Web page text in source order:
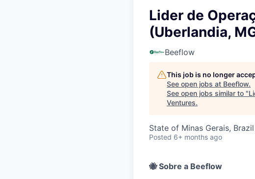
Lider de
(Uberlandia,
Beeflow
This job is no longer
See open jobs at Beeflow.
See open jobs similar to "
Ventures.
State of Minas Gerais, Brazil
Posted 6+ months ago
🐝Sobre a Beeflow